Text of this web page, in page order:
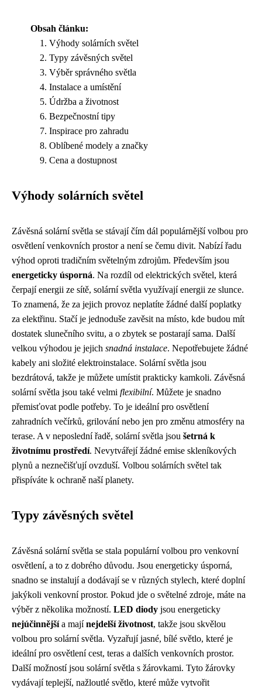
Obsah článku:
Výhody solárních světel
Typy závěsných světel
Výběr správného světla
Instalace a umístění
Údržba a životnost
Bezpečnostní tipy
Inspirace pro zahradu
Oblíbené modely a značky
Cena a dostupnost
Výhody solárních světel
Závěsná solární světla se stávají čím dál populárnější volbou pro
osvětlení venkovních prostor a není se čemu divit. Nabízí řadu
výhod oproti tradičním světelným zdrojům. Především jsou
energeticky úsporná. Na rozdíl od elektrických světel, která
čerpají energii ze sítě, solární světla využívají energii ze slunce.
To znamená, že za jejich provoz neplatíte žádné další poplatky
za elektřinu. Stačí je jednoduše zavěsit na místo, kde budou mít
dostatek slunečního svitu, a o zbytek se postarají sama. Další
velkou výhodou je jejich snadná instalace. Nepotřebujete žádné
kabely ani složité elektroinstalace. Solární světla jsou
bezdrátová, takže je můžete umístit prakticky kamkoli. Závěsná
solární světla jsou také velmi flexibilní. Můžete je snadno
přemisťovat podle potřeby. To je ideální pro osvětlení
zahradních večírků, grilování nebo jen pro změnu atmosféry na
terase. A v neposlední řadě, solární světla jsou šetrná k
životnímu prostředí. Nevytvářejí žádné emise skleníkových
plynů a neznečišťují ovzduší. Volbou solárních světel tak
přispíváte k ochraně naší planety.
Typy závěsných světel
Závěsná solární světla se stala populární volbou pro venkovní
osvětlení, a to z dobrého důvodu. Jsou energeticky úsporná,
snadno se instalují a dodávají se v různých stylech, které doplní
jakýkoli venkovní prostor. Pokud jde o světelné zdroje, máte na
výběr z několika možností. LED diody jsou energeticky
nejúčinnějšía majínejdelší životnost, takže jsou skvělou
volbou pro solární světla. Vyzařují jasné, bílé světlo, které je
ideální pro osvětlení cest, teras a dalších venkovních prostor.
Další možností jsou solární světla s žárovkami. Tyto žárovky
vydávají teplejší, nažloutlé světlo, které může vytvořit